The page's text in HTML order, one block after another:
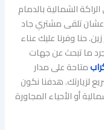
الشمالية بالدمام
عشان تلقى مشتري جاد
حنا وفرنا عليك عناء
ما تبحث عن جهات
متاحة على مدار
لزيارتك. هدفنا نكون
أو الأحياء المجاورة